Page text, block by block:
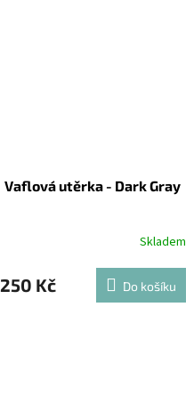
Vaflová utěrka - Dark Gray
Skladem
250 Kč Do košíku